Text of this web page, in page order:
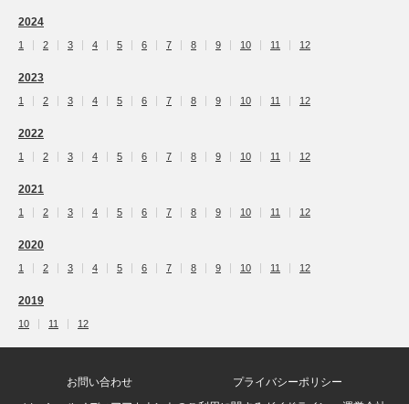
2024
1 2 3 4 5 6 7 8 9 10 11 12
2023
1 2 3 4 5 6 7 8 9 10 11 12
2022
1 2 3 4 5 6 7 8 9 10 11 12
2021
1 2 3 4 5 6 7 8 9 10 11 12
2020
1 2 3 4 5 6 7 8 9 10 11 12
2019
10 11 12
お問い合わせ
プライバシーポリシー